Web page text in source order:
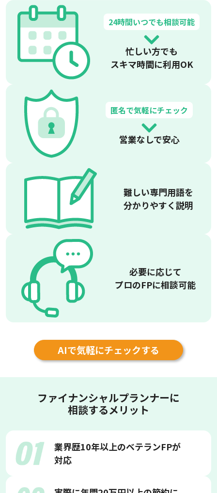
24時間いつでも相談可能
忙しい方でも
スキマ時間に利用OK
匿名で気軽にチェック
営業なしで安心
難しい専門用語を
分かりやすく説明
必要に応じて
プロのFPに相談可能
AIで気軽にチェックする
ファイナンシャルプランナーに
相談するメリット
業界歴10年以上のベテランFPが
対応